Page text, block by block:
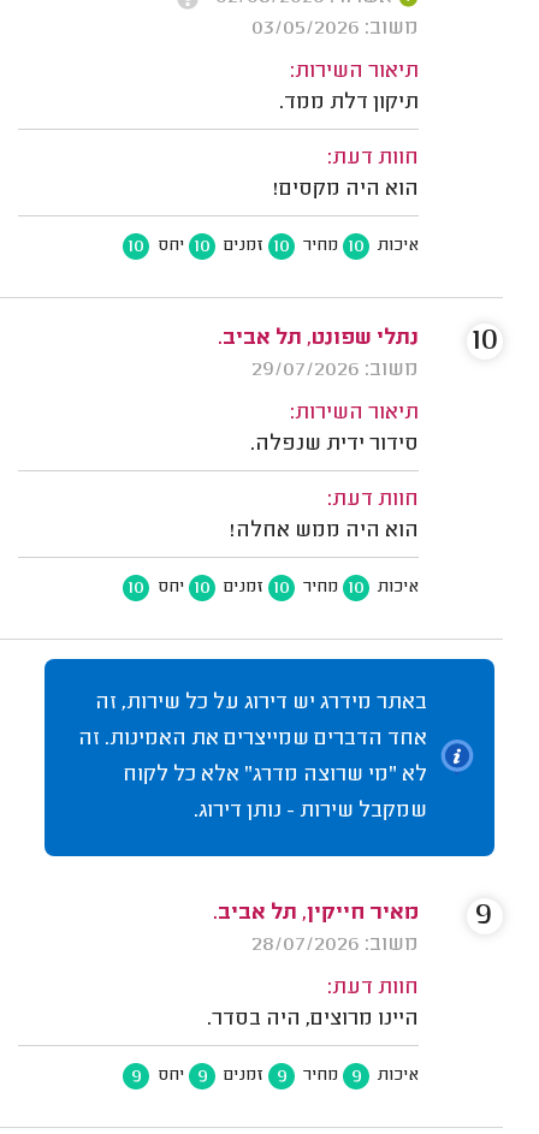
משוב: 03/05/2026
תיאור השירות:
תיקון דלת ממד.
חוות דעת:
הוא היה מקסים!
איכות 10 מחיר 10 זמנים 10 יחס 10
נתלי שפונט, תל אביב.
משוב: 29/07/2026
תיאור השירות:
סידור ידית שנפלה.
חוות דעת:
הוא היה ממש אחלה!
איכות 10 מחיר 10 זמנים 10 יחס 10
10
באתר מידרג יש דירוג על כל שירות, זה
אחד הדברים שמייצרים את האמינות. זה
לא "מי שרוצה מדרג" אלא כל לקוח
שמקבל שירות - נותן דירוג.
מאיר חייקין, תל אביב.
משוב: 28/07/2026
חוות דעת:
היינו מרוצים, היה בסדר.
איכות 9 מחיר 9 זמנים 9 יחס 9
9